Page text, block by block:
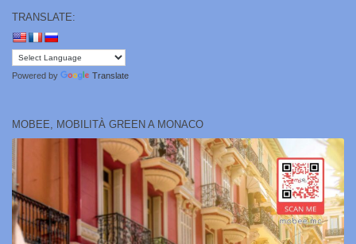
TRANSLATE:
Powered by Translate
MOBEE, MOBILITÀ GREEN A MONACO